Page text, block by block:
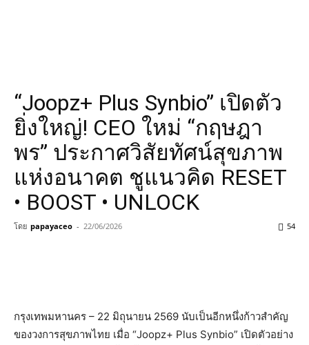
​“Joopz+ Plus Synbio” เปิดตัว
ยิ่งใหญ่! CEO ใหม่ “กฤษฎา
พร” ประกาศวิสัยทัศน์สุขภาพ
แห่งอนาคต ชูแนวคิด RESET
• BOOST • UNLOCK
โดย papayaceo - 22/06/2026 54
กรุงเทพมหานคร – 22 มิถุนายน 2569 นับเป็นอีกหนึ่งก้าวสำคัญ
ของวงการสุขภาพไทย เมื่อ “Joopz+ Plus Synbio” เปิดตัวอย่าง